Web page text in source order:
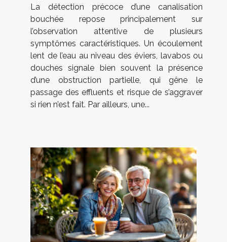
La détection précoce d’une canalisation
bouchée repose principalement sur
l’observation attentive de plusieurs
symptômes caractéristiques. Un écoulement
lent de l’eau au niveau des éviers, lavabos ou
douches signale bien souvent la présence
d’une obstruction partielle, qui gêne le
passage des effluents et risque de s’aggraver
si rien n’est fait. Par ailleurs, une...